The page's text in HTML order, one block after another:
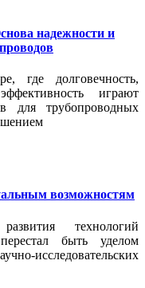
надежности и
где долговечность,
играют
для трубопроводных
возможностям
технологий
быть уделом
исследовательских